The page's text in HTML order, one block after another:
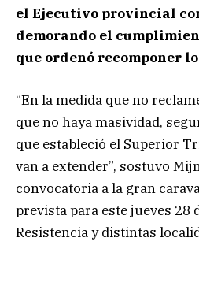
el Ejecutivo provincial
demorando el
que ordenó recomponer
“En la medida que no
que no haya masividad,
que estableció el Superior
van a extender”, sostuvo
convocatoria a la gran
prevista para este jueves 28
Resistencia y distintas